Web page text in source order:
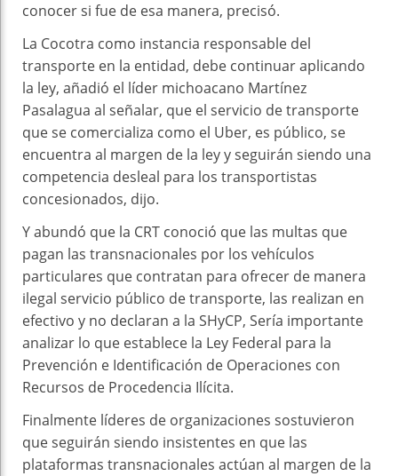
conocer si fue de esa manera, precisó.
La Cocotra como instancia responsable del
transporte en la entidad, debe continuar aplicando
la ley, añadió el líder michoacano Martínez
Pasalagua al señalar, que el servicio de transporte
que se comercializa como el Uber, es público, se
encuentra al margen de la ley y seguirán siendo una
competencia desleal para los transportistas
concesionados, dijo.
Y abundó que la CRT conoció que las multas que
pagan las transnacionales por los vehículos
particulares que contratan para ofrecer de manera
ilegal servicio público de transporte, las realizan en
efectivo y no declaran a la SHyCP, Sería importante
analizar lo que establece la Ley Federal para la
Prevención e Identificación de Operaciones con
Recursos de Procedencia Ilícita.
Finalmente líderes de organizaciones sostuvieron
que seguirán siendo insistentes en que las
plataformas transnacionales actúan al margen de la